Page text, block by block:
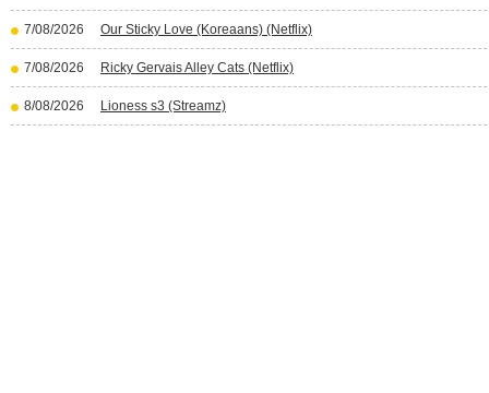
7/08/2026 Our Sticky Love (Koreaans) (Netflix)
7/08/2026 Ricky Gervais Alley Cats (Netflix)
8/08/2026 Lioness s3 (Streamz)